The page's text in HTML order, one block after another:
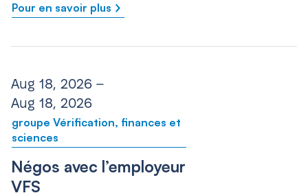
Pour en savoir plus
Aug 18, 2026 –
Aug 18, 2026
groupe Vérification, finances et
sciences
Négos avec l’employeur
VFS